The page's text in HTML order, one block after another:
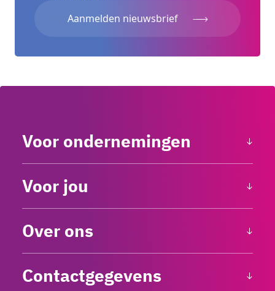
Aanmelden nieuwsbrief
Voor ondernemingen
Voor jou
Over ons
Contactgegevens